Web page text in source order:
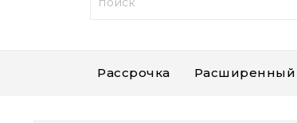
Рассрочка Расширенный